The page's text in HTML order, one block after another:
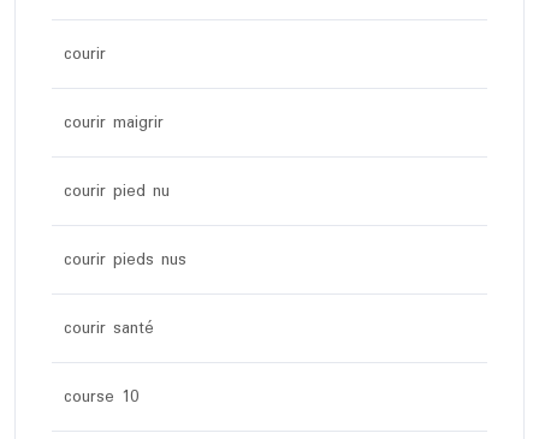
courir
courir maigrir
courir pied nu
courir pieds nus
courir santé
course 10